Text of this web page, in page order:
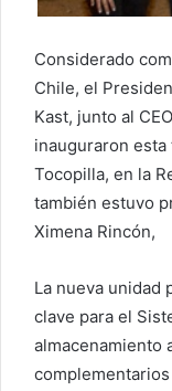
Considerado
Chile, el
Kast, junto al
inauguraron
Tocopilla, en la
también estuvo
Ximena Rincón,
La nueva unidad
clave para el
almacenamiento